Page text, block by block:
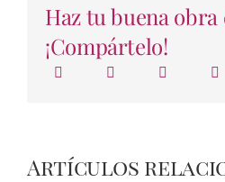
Haz tu buena obra
¡Compártelo!
Artículos